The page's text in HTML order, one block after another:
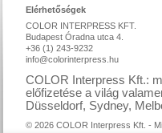
Elérhetőségek
COLOR INTERPRESS KFT.
Budapest Óradna utca 4.
+36 (1) 243-9232
info@colorinterpress.hu
COLOR Interpress Kft.:
előfizetése a világ
Düsseldorf, Sydney,
© 2026 COLOR Interpress Kft. -